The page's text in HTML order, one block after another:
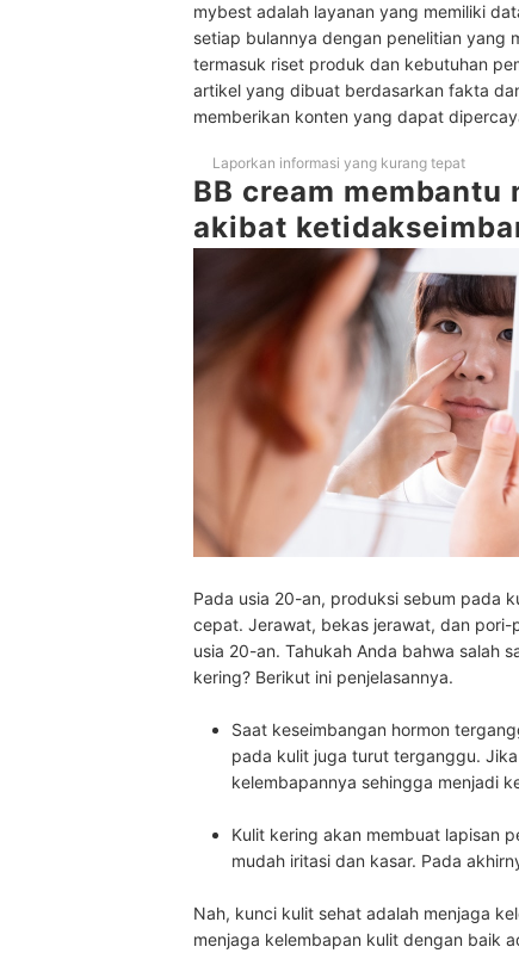
Tips memakai BB cream dengan benar
Baca juga rekomendasi makeup lainnya di sini
Kesimpulan
mybest adalah layanan yang memiliki
setiap bulannya dengan penelitian yang
termasuk riset produk dan kebutuhan
artikel yang dibuat berdasarkan fakta
memberikan konten yang dapat
Laporkan informasi yang kurang tepat
BB cream
akibat
Pada usia 20-an, produksi sebum pada
cepat. Jerawat, bekas jerawat, dan pori-
usia 20-an. Tahukah Anda bahwa salah
kering? Berikut ini penjelasannya.
Saat keseimbangan hormon
pada kulit juga turut terganggu.
kelembapannya sehingga menjadi
Kulit kering akan membuat lapisan
mudah iritasi dan kasar. Pada
Nah, kunci kulit sehat adalah menjaga
menjaga kelembapan kulit dengan baik